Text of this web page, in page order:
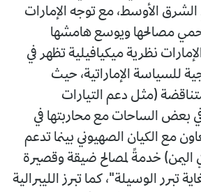
الشرق الأوسط، مع توجه الإمارات
مصالحها ويوسع هامشها
نظرية ميكيافيلية تظهر في
للسياسة الإماراتية، حيث
(مثل دعم التيارات
بعض الساحات مع محاربتها في
مع الكيان الصهيوني بينما تدعم
اليمن) خدمةً لمصالح ضيقة وقصيرة
تبرر الوسيلة"، كما تبرز الليبرالية